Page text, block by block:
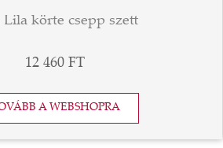
Lila körte csepp szett
12 460 FT
A WEBSHOPRA